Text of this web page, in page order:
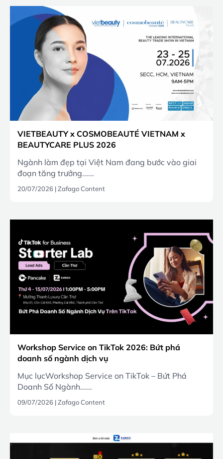
VIETBEAUTY x COSMOBEAUTÉ VIETNAM x
BEAUTYCARE PLUS 2026
Ngành làm đẹp tại Việt Nam đang bước vào giai
đoạn tăng trưởng......
20/07/2026 |Zafago Content
Workshop Service on TikTok 2026: Bứt phá
doanh số ngành dịch vụ
Mục lụcWorkshop Service on TikTok – Bứt Phá
Doanh Số Ngành......
09/07/2026 |Zafago Content